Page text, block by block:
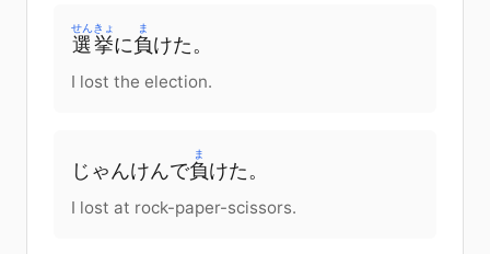
選挙
せんきょ
に負
ま
けた。
I lost the election.
じゃんけんで負
ま
けた。
I lost at rock-paper-scissors.